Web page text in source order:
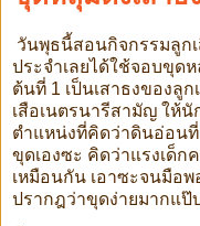
วันพุธนี้สอนกิจกรรมลูกเ
ประจำเลยได้ใช้จอบขุดห
ต้นที่ 1 เป็นเสาธงของลู
เสือเนตรนารีสามัญ ให้นั
ตำแหน่งที่คิดว่าดินอ่อนที่
ขุดเองซะ คิดว่าแรงเด็ก
เหมือนกัน เอาซะจนมือพ
ปรากฎว่าขุดง่ายมากแป๊